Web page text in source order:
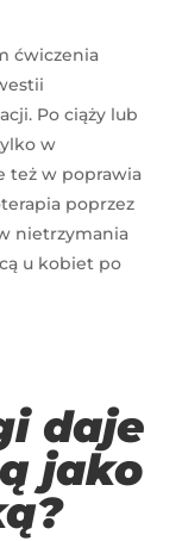
ćwiczenia
Po ciąży lub
w
też w poprawia
poprzez
nietrzymania
u kobiet po
daje
jako